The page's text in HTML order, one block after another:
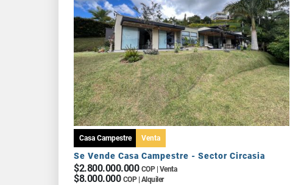
Casa Campestre Venta
Se Vende Casa Campestre - Sector Circasia
$2.800.000.000 COP | Venta
$8.000.000 COP | Alquiler